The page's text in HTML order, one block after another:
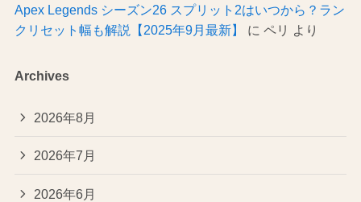
Apex Legends シーズン26 スプリット2はいつから？ラン
クリセット幅も解説【2025年9月最新】
に ペリ より
Archives
2026年8月
2026年7月
2026年6月